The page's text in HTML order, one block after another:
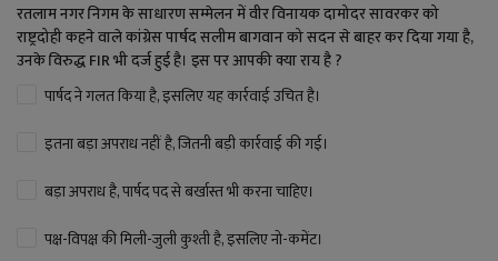
रतलाम नगर निगम के साधारण सम्मेलन में वीर विनायक दामोदर सावरकर को
राष्ट्रदोही कहने वाले कांग्रेस पार्षद सलीम बागवान को सदन से बाहर कर दिया गया है,
उनके विरुद्ध FIR भी दर्ज हुई है। इस पर आपकी क्या राय है ?
पार्षद ने गलत किया है, इसलिए यह कार्रवाई उचित है।
इतना बड़ा अपराध नहीं है, जितनी बड़ी कार्रवाई की गई।
बड़ा अपराध है, पार्षद पद से बर्खास्त भी करना चाहिए।
पक्ष-विपक्ष की मिली-जुली कुश्ती है, इसलिए नो-कमेंट।